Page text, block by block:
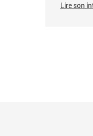
Lire son